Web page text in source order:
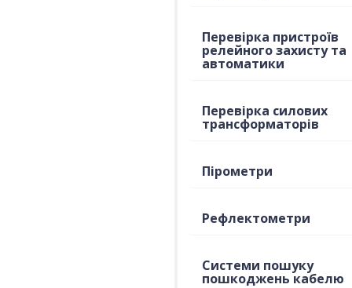
Перевірка пристроїв
релейного захисту та
автоматики
Перевірка силових
трансформаторів
Пірометри
Рефлектометри
Системи пошуку
пошкоджень кабелю